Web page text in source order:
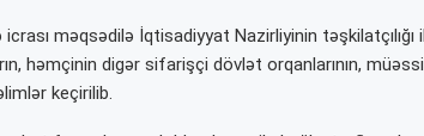
məqsədilə İqtisadiyyat Nazirliyinin təşkilatçılığı
həmçinin digər sifarişçi dövlət orqanlarının,
keçirilib.